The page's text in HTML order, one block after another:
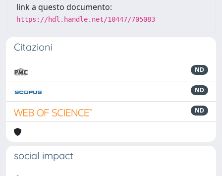
link a questo documento:
https://hdl.handle.net/10447/705083
Citazioni
ND
ND
ND
social impact